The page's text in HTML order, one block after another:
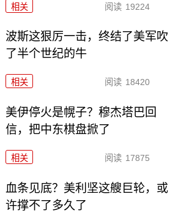
相关 阅读 19224
波斯这狠厉一击，终结了美军吹
了半个世纪的牛
相关 阅读 18420
美伊停火是幌子？穆杰塔巴回
信，把中东棋盘掀了
相关 阅读 17875
血条见底？美利坚这艘巨轮，或
许撑不了多久了